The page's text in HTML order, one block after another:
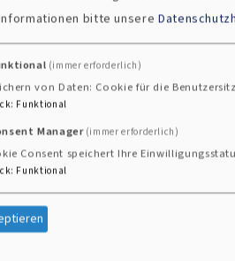
bitte unsere
(immer erforderlich)
von Daten: Cookie für die
: Funktional
Manager (immer erforderlich)
Consent speichert Ihre
: Funktional